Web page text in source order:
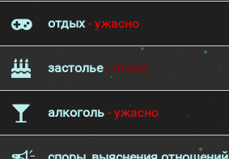
отдых- ужасно
застолье- плохо
алкоголь - ужасно